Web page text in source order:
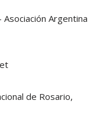
Asociación Argentina
de Rosario,